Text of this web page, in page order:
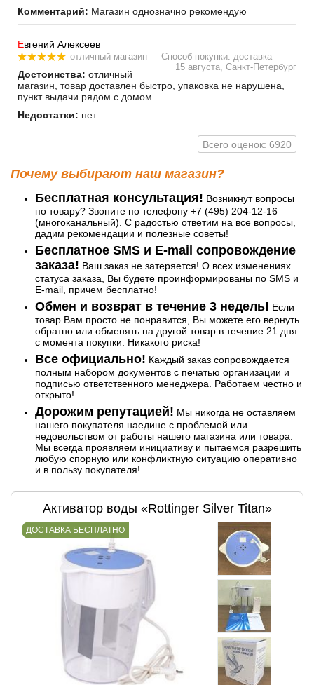
Комментарий: Магазин однозначно рекомендую
Евгений Алексеев
отличный магазин
Способ покупки: доставка
15 августа, Санкт-Петербург
Достоинства: отличный
магазин, товар доставлен быстро, упаковка не нарушена,
пункт выдачи рядом с домом.
Недостатки: нет
Всего оценок: 6920
Почему выбирают наш магазин?
Бесплатная консультация! Возникнут вопросы
по товару? Звоните по телефону +7 (495) 204-12-16
(многоканальный). С радостью ответим на все вопросы,
дадим рекомендации и полезные советы!
Бесплатное SMS и E-mail сопровождение
заказа! Ваш заказ не затеряется! О всех изменениях
статуса заказа, Вы будете проинформированы по SMS и
E-mail, причем бесплатно!
Обмен и возврат в течение 3 недель! Если
товар Вам просто не понравится, Вы можете его вернуть
обратно или обменять на другой товар в течение 21 дня
с момента покупки. Никакого риска!
Все официально! Каждый заказ сопровождается
полным набором документов с печатью организации и
подписью ответственного менеджера. Работаем честно и
открыто!
Дорожим репутацией! Мы никогда не оставляем
нашего покупателя наедине с проблемой или
недовольством от работы нашего магазина или товара.
Мы всегда проявляем инициативу и пытаемся разрешить
любую спорную или конфликтную ситуацию оперативно
и в пользу покупателя!
Активатор воды «Rottinger Silver Titan»
ДОСТАВКА БЕСПЛАТНО